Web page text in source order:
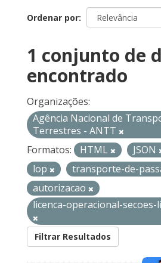
Ordenar por
1 conjunto de
encontrado
Organizações:
Agência Nacional de
Terrestres - ANTT
Formatos:
HTML JSON
lop
transporte-de-
autorizacao
licenca-operacional-
Filtrar Resultados